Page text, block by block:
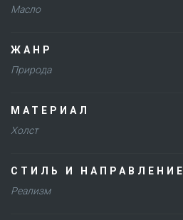
Масло
ЖАНР
Природа
МАТЕРИАЛ
Холст
СТИЛЬ И НАПРАВЛЕНИЕ
Реализм